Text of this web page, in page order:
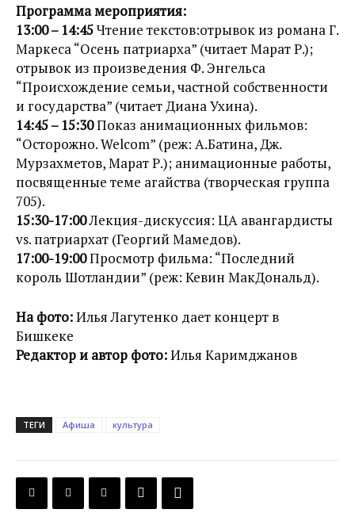
Программа мероприятия:
13:00 – 14:45Чтение текстов:отрывок из романа Г.
Маркеса “Осень патриарха” (читает Марат Р.);
отрывок из произведения Ф. Энгельса
“Происхождение семьи, частной собственности
и государства” (читает Диана Ухина).
14:45 – 15:30Показ анимационных фильмов:
“Осторожно. Welcom” (реж: А.Батина, Дж.
Мурзахметов, Марат Р.); анимационные работы,
посвященные теме агайства (творческая группа
705).
15:30-17:00Лекция-дискуссия: ЦА авангардисты
vs. патриархат (Георгий Мамедов).
17:00-19:00Просмотр фильма: “Последний
король Шотландии” (реж: Кевин МакДональд).
На фото:Илья Лагутенко дает концерт в
Бишкеке
Редактор и автор фото:Илья Каримджанов
ТЕГИ Афиша культура